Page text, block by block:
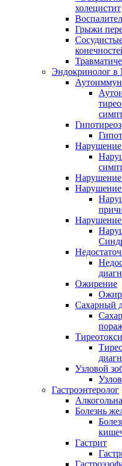
холецистит
Грыжи
Эндокринолог
Гипотиреоз
Нарушение
Нарушение
Ожирение
Сахарный
Узловой
Гастроэнтеролог
Болезнь
Гастрит